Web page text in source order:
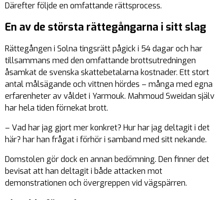
Därefter följde en omfattande rättsprocess.
En av de största rättegångarna i sitt slag
Rättegången i Solna tingsrätt pågick i 54 dagar och har
tillsammans med den omfattande brottsutredningen
åsamkat de svenska skattebetalarna kostnader. Ett stort
antal målsägande och vittnen hördes – många med egna
erfarenheter av våldet i Yarmouk. Mahmoud Sweidan själv
har hela tiden förnekat brott.
– Vad har jag gjort mer konkret? Hur har jag deltagit i det
här? har han frågat i förhör i samband med sitt nekande.
Domstolen gör dock en annan bedömning. Den finner det
bevisat att han deltagit i både attacken mot
demonstrationen och övergreppen vid vägspärren.